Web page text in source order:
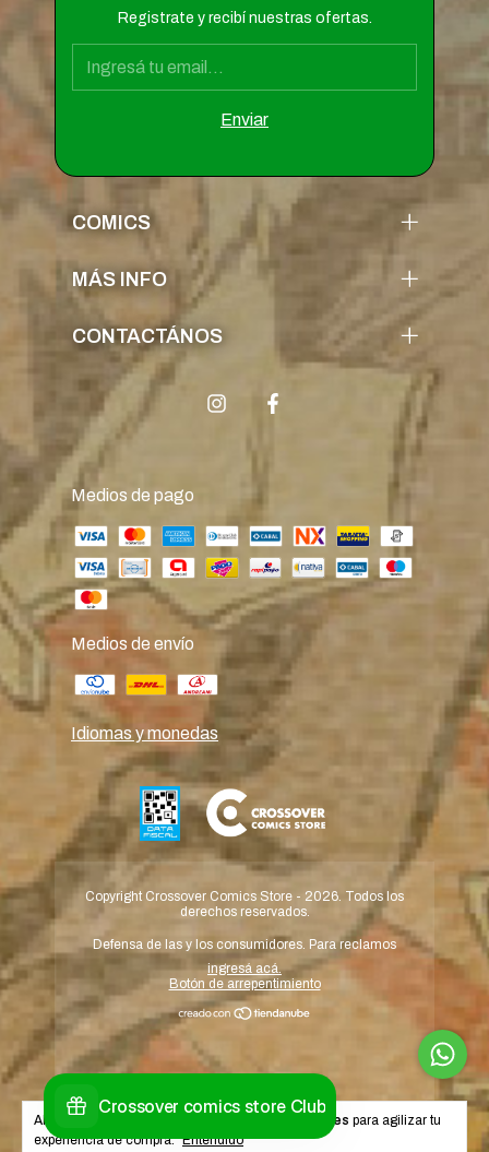
Al navegar por este sitio aceptás el uso de cookies para agilizar tu
experiencia de compra. Entendido
Registrate y recibí nuestras ofertas.
COMICS
MÁS INFO
CONTACTÁNOS
Medios de pago
Medios de envío
Idiomas y monedas
Copyright Crossover Comics Store - 2026. Todos los
derechos reservados.
Defensa de las y los consumidores. Para reclamos
ingresá acá.
Botón de arrepentimiento